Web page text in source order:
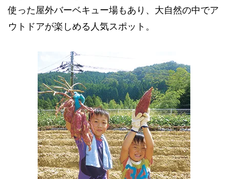
使った屋外バーベキュー場もあり、大自然の中でア
ウトドアが楽しめる人気スポット。